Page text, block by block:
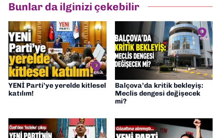
Bunlar da ilginizi çekebilir
YENİ Parti’ye yerelde kitlesel
katılım!
Balçova’da kritik bekleyiş:
Meclis dengesi değişecek
mi?